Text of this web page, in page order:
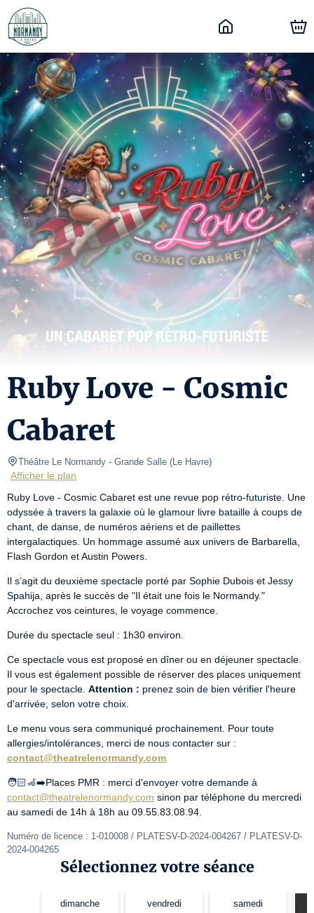
Ruby Love - Cosmic
Cabaret
Théâtre Le Normandy - Grande Salle (Le Havre)
Afficher le plan
Ruby Love - Cosmic Cabaret est une revue pop rétro-futuriste. Une
odyssée à travers la galaxie où le glamour livre bataille à coups de
chant, de danse, de numéros aériens et de paillettes
intergalactiques. Un hommage assumé aux univers de Barbarella,
Flash Gordon et Austin Powers.
Il s’agit du deuxième spectacle porté par Sophie Dubois et Jessy
Spahija, après le succès de "Il était une fois le Normandy."
Accrochez vos ceintures, le voyage commence.
Durée du spectacle seul : 1h30 environ.
Ce spectacle vous est proposé en dîner ou en déjeuner spectacle.
Il vous est également possible de réserver des places uniquement
pour le spectacle. Attention : prenez soin de bien vérifier l'heure
d'arrivée, selon votre choix.
Le menu vous sera communiqué prochainement. Pour toute
contact@theatrelenormandy.com
contact@theatrelenormandy.com sinon par téléphone du mercredi
au samedi de 14h à 18h au 09.55.83.08.94.
Numéro de licence : 1-010008 / PLATESV-D-2024-004267 / PLATESV-D-
2024-004265
Sélectionnez votre séance
dimanche vendredi samedi